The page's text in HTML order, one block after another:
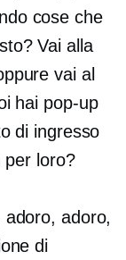
cose che
Vai alla
vai al
hai pop-up
di ingresso
per loro?
adoro,
di